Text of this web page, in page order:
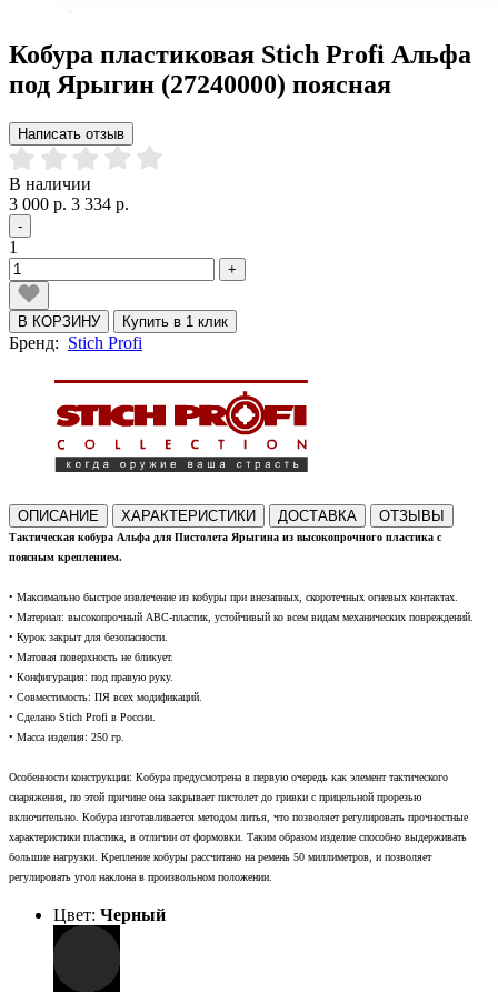
Кобура пластиковая Stich Profi Альфа
под Ярыгин (27240000) поясная
Написать отзыв
В наличии
3 000 р. 3 334 р.
-
1
+
В КОРЗИНУ Купить в 1 клик
Бренд: Stich Profi
ОПИСАНИЕ ХАРАКТЕРИСТИКИ ДОСТАВКА ОТЗЫВЫ
Тактическая кобура Альфа для Пистолета Ярыгина из высокопрочного пластика с
поясным креплением.
• Максимально быстрое извлечение из кобуры при внезапных, скоротечных огневых контактах.
• Материал: высокопрочный АВС-пластик, устойчивый ко всем видам механических повреждений.
• Курок закрыт для безопасности.
• Матовая поверхность не бликует.
• Конфигурация: под правую руку.
• Совместимость: ПЯ всех модификаций
• Сделано Stich Profi в России.
• Масса изделия: 250 гр.
Особенности конструкции: Кобура предусмотрена в первую очередь как элемент тактического
снаряжения, по этой причине она закрывает пистолет до гривки с прицельной прорезью
включительно. Кобура изготавливается методом литья, что позволяет регулировать прочностные
характеристики пластика, в отличии от формовки. Таким образом изделие способно выдерживать
большие нагрузки. Крепление кобуры рассчитано на ремень 50 миллиметров, и позволяет
регулировать угол наклона в произвольном положении.
Цвет: Черный